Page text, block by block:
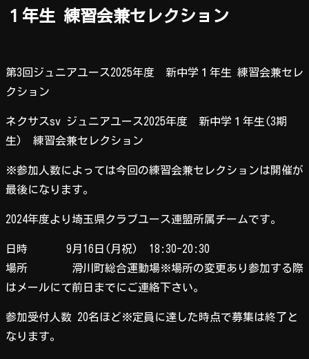
１年生 練習会兼セレクション
第3回ジュニアユース2025年度 新中学１年生 練習会兼セレ
クション
ネクサスsv ジュニアユース2025年度 新中学１年生(3期
生) 練習会兼セレクション
※参加人数によっては今回の練習会兼セレクションは開催が
最後になります。
2024年度より埼玉県クラブユース連盟所属チームです。
日時 9月16日(月祝) 18:30-20:30
場所 滑川町総合運動場※場所の変更あり参加する際
はメールにて前日までにご連絡下さい。
参加受付人数 20名ほど※定員に達した時点で募集は終了と
なります。